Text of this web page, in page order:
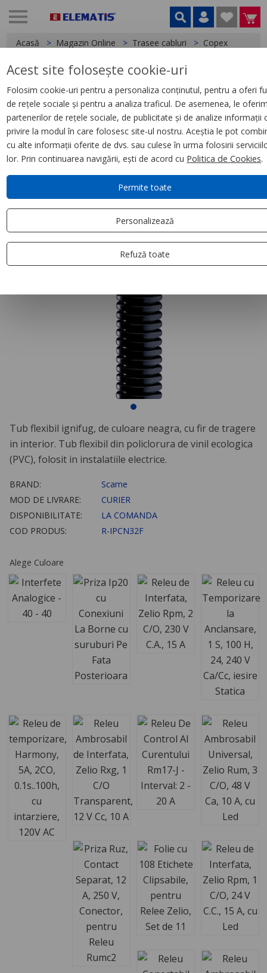
Acasă Magazin Online Trasee cabluri Copex
< Copex
Copex Scame, D32 750N (25M)
cu fir de tragere
Tub flexibil ignifug, de culoare neagra, cu fir de tragere
in interior. Tub flexibil din policlorura de vinil ecologica
(PVC), folosit in instalatiile electrice.
BRAND:
Scame
MOD DE LIVRARE:
CURIER
DISPONIBILITATE:
LA COMANDA
COD PRODUS:
R-IPCN32F
Alege Culoare
Acest site folosește cookie-uri
Folosim cookie-uri pentru a personaliza conținutul, pentru a oferi
de rețele sociale și pentru a analiza traficul. De asemenea, le
partenerilor de rețele sociale, de publicitate și de analize informații
privire la modul în care folosesc site-ul nostru. Aceștia le pot
cu alte informații oferite de dvs. sau culese în urma folosirii
lor. Prin continuarea navigării, ești de acord cu Politica de Cookies.
Permite toate
Personalizează
Refuză toate